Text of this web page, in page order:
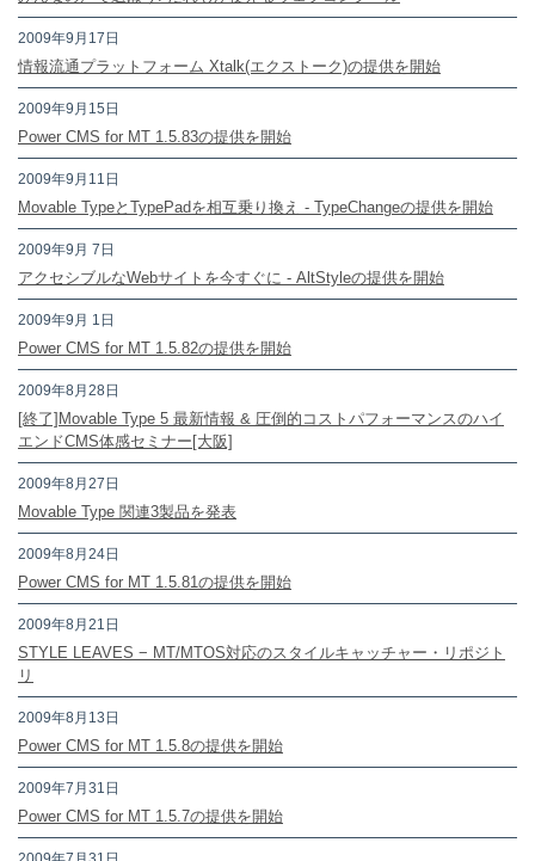
2009年9月17日
情報流通プラットフォーム Xtalk(エクストーク)の提供を開始
2009年9月15日
Power CMS for MT 1.5.83の提供を開始
2009年9月11日
Movable TypeとTypePadを相互乗り換え - TypeChangeの提供を開始
2009年9月 7日
アクセシブルなWebサイトを今すぐに - AltStyleの提供を開始
2009年9月 1日
Power CMS for MT 1.5.82の提供を開始
2009年8月28日
[終了]Movable Type 5 最新情報 & 圧倒的コストパフォーマンスのハイ
エンドCMS体感セミナー[大阪]
2009年8月27日
Movable Type 関連3製品を発表
2009年8月24日
Power CMS for MT 1.5.81の提供を開始
2009年8月21日
STYLE LEAVES − MT/MTOS対応のスタイルキャッチャー・リポジト
リ
2009年8月13日
Power CMS for MT 1.5.8の提供を開始
2009年7月31日
Power CMS for MT 1.5.7の提供を開始